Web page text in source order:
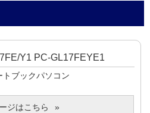
Y1 PC-GL17FEYE1
トブックパソコン
ジはこちら